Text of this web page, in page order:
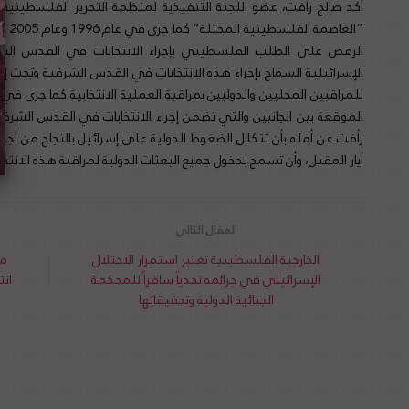
أكد صالح رأفت، عضو اللجنة التنفيذية لمنظمة التحرير
الرفض على الطلب الفلسطيني بإجراء الانتخابات في القدس
الإسرائيلية السماح بإجراء هذه الانتخابات في القدس الشرقية وتحت
للمراقبين المحليين والدوليين بمراقبة العملية الانتخابية كما جرى
الموقعة بين الجانبين والتي تضمن إجراء الانتخابات في القدس
أيار المقبل، وأن تسمح بدخول جميع البعثات الدولية لمراقبة هذه
الخارجية الفلسطينية تعتبر استمرار الاحتلال
الإسرائيلي في جرائمه تحدياً سافراً للمحكمة
الجنائية الدولية وتحقيقاتها